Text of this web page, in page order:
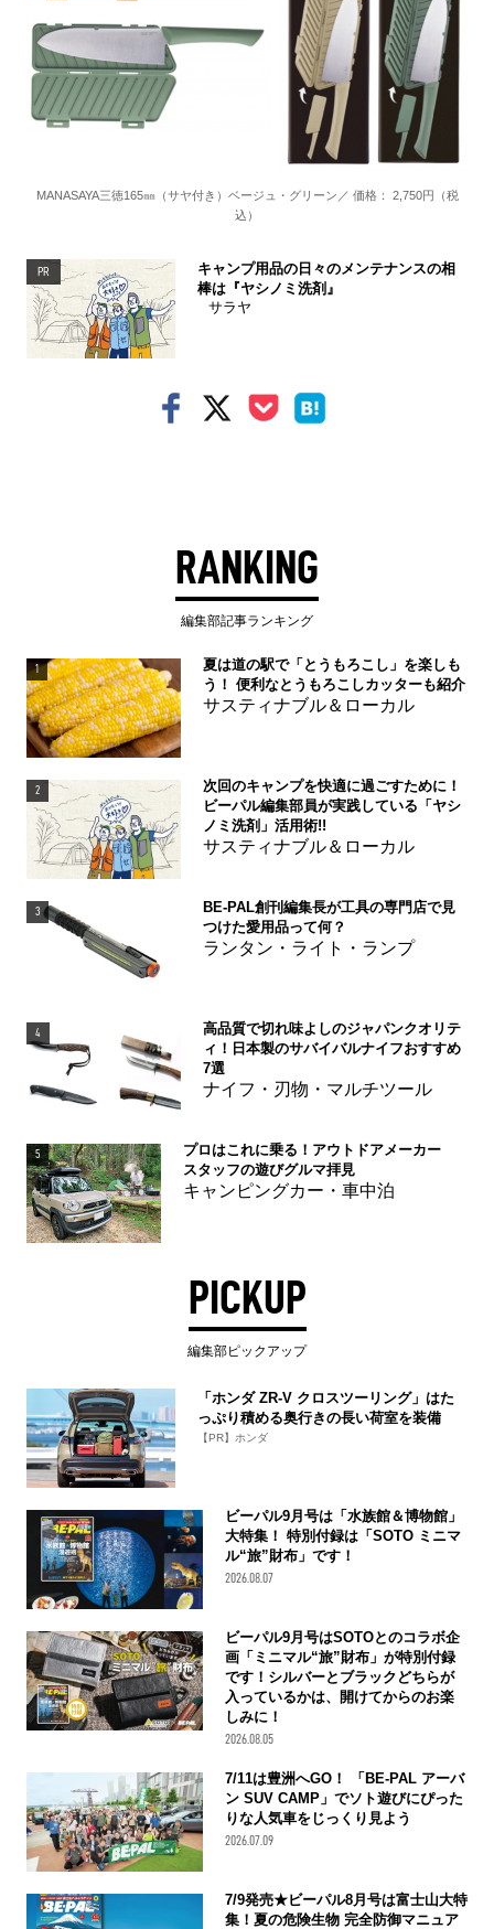
MANASAYA三徳165㎜（サヤ付き）ベージュ・グリーン／ 価格： 2,750円（税
込）
PR
キャンプ用品の日々のメンテナンスの相
棒は『ヤシノミ洗剤』
サラヤ
RANKING
編集部記事ランキング
1
夏は道の駅で「とうもろこし」を楽しも
う！ 便利なとうもろこしカッターも紹介
サスティナブル＆ローカル
2
次回のキャンプを快適に過ごすために！
ビーパル編集部員が実践している「ヤシ
ノミ洗剤」活用術!!
サスティナブル＆ローカル
3
BE-PAL創刊編集長が工具の専門店で見
つけた愛用品って何？
ランタン・ライト・ランプ
4
高品質で切れ味よしのジャパンクオリテ
ィ！日本製のサバイバルナイフおすすめ
7選
ナイフ・刃物・マルチツール
5
プロはこれに乗る！アウトドアメーカー
スタッフの遊びグルマ拝見
キャンピングカー・車中泊
PICKUP
編集部ピックアップ
「ホンダ ZR-V クロスツーリング」はた
っぷり積める奥行きの長い荷室を装備
【PR】ホンダ
ビーパル9月号は「水族館＆博物館」
大特集！ 特別付録は「SOTO ミニマ
ル“旅”財布」です！
2026.08.07
ビーパル9月号はSOTOとのコラボ企
画「ミニマル“旅”財布」が特別付録
です！シルバーとブラックどちらが
入っているかは、開けてからのお楽
しみに！
2026.08.05
7/11は豊洲へGO！ 「BE-PAL アーバ
ン SUV CAMP」でソト遊びにぴった
りな人気車をじっくり見よう
2026.07.09
7/9発売★ビーパル8月号は富士山大特
集！夏の危険生物 完全防御マニュア